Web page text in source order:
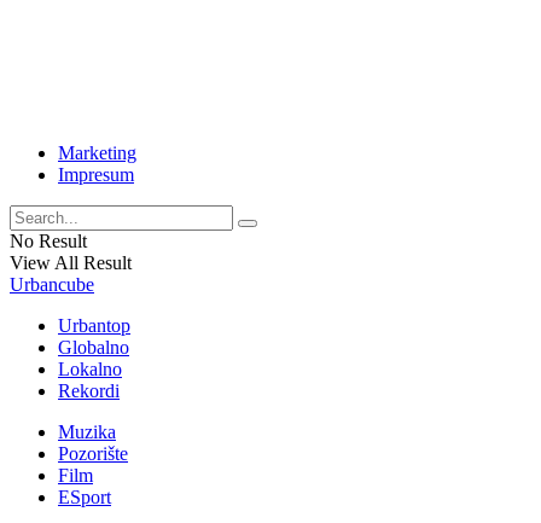
Marketing
Impresum
No Result
View All Result
Urbancube
Urbantop
Globalno
Lokalno
Rekordi
Muzika
Pozorište
Film
ESport